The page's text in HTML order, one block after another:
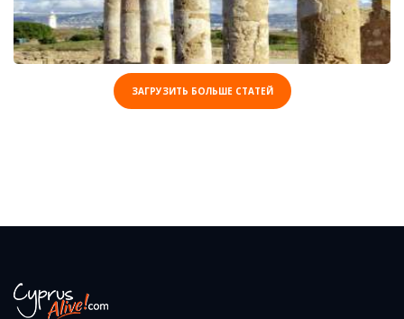
ЗАГРУЗИТЬ БОЛЬШЕ СТАТЕЙ